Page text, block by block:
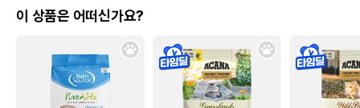
이 상품은 어떠신가요?